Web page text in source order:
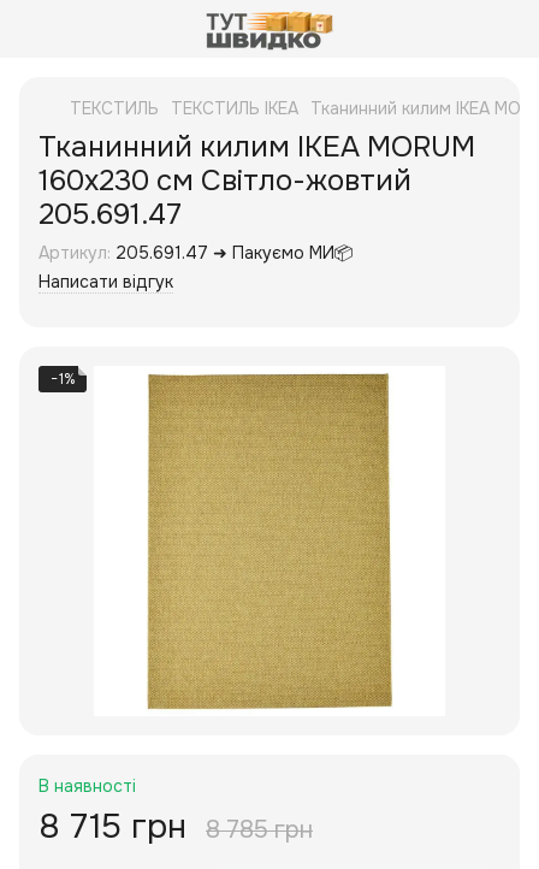
ТЕКСТИЛЬ ТЕКСТИЛЬ IKEA Тканинний килим IKEA
Тканинний килим IKEA MORUM
160x230 см Світло-жовтий
205.691.47
Артикул: 205.691.47 ➜ Пакуємо МИ📦
Написати відгук
−1%
В наявності
8 715 грн 8 785 грн